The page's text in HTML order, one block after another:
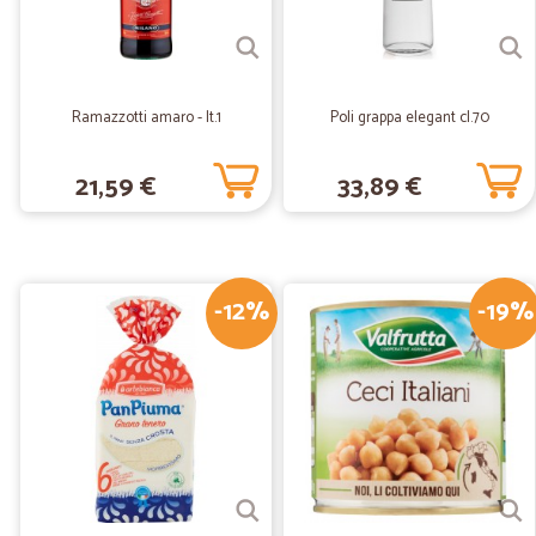
Ramazzotti amaro - lt.1
21,59 €
Poli grappa elegant cl.70
33,89 €
-12% -19%